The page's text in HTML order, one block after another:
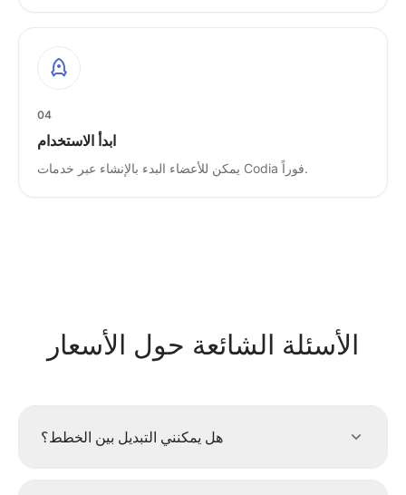
04
ابدأ الاستخدام
يمكن للأعضاء البدء بالإنشاء عبر خدمات Codia فوراً.
الأسئلة الشائعة حول الأسعار
هل يمكنني التبديل بين الخطط؟